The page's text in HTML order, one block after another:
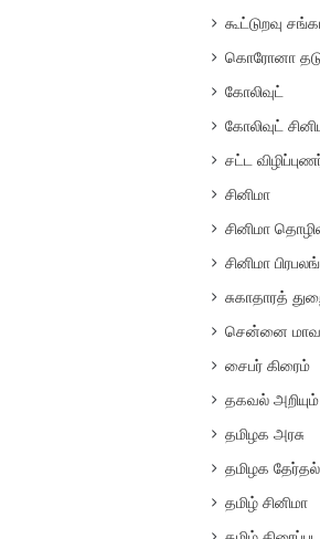
கூட்டுறவு
கொரோனா
கோலிவுட்
கோலிவுட்
சட்ட
சினிமா
சினிமா
சினிமா
சுகாதாரத்
சென்னை
சைபர் கிரைம்
தகவல்
தமிழக அரசு
தமிழக தேர்தல்
தமிழ் சினிமா